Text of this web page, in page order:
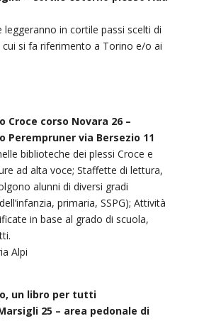
leggeranno in cortile passi scelti di
si fa riferimento a Torino e/o ai
Croce corso Novara 26 –
Perempruner via Bersezio 11
biblioteche dei plessi Croce e
ad alta voce; Staffette di lettura,
alunni di diversi gradi
primaria, SSPG); Attività
in base al grado di scuola,
Alpi
un libro per tutti
25 – area pedonale di